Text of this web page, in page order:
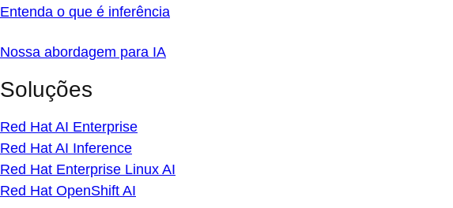
Entenda o que é inferência
Nossa abordagem para IA
Soluções
Red Hat AI Enterprise
Red Hat AI Inference
Red Hat Enterprise Linux AI
Red Hat OpenShift AI